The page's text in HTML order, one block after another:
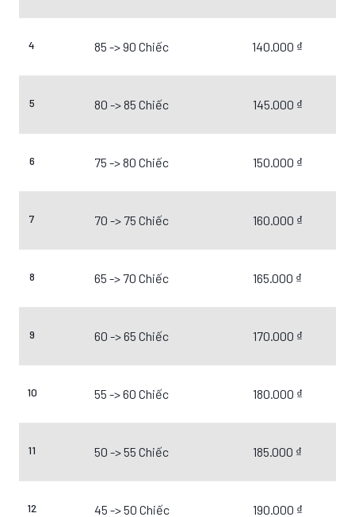
4 85 -> 90 Chiếc 140.000 ₫
5 80 -> 85 Chiếc 145.000 ₫
6 75 -> 80 Chiếc 150.000 ₫
7 70 -> 75 Chiếc 160.000 ₫
8 65 -> 70 Chiếc 165.000 ₫
9 60 -> 65 Chiếc 170.000 ₫
10 55 -> 60 Chiếc 180.000 ₫
11 50 -> 55 Chiếc 185.000 ₫
12 45 -> 50 Chiếc 190.000 ₫